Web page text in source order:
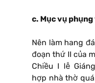
c. Mục vụ phụng
Nên làm hang
đoạn thứ II của
Chiều I lễ
hợp nhà thờ